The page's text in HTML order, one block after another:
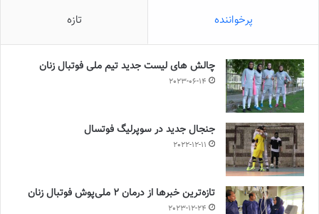
پرخواننده تازه
چالش هاى ليست جدید تيم ملى فوتبال زنان
2023-06-14
جنجال جدید در سوپرلیگ فوتسال
2022-12-11
تازه‌ترین خبرها از درمان ۲ ملی‌پوش فوتبال زنان
2023-12-24